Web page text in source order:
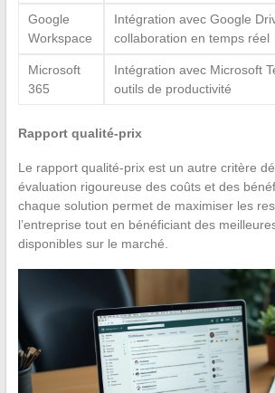
Google
Workspace
Intégration avec Google
collaboration en temps réel
Microsoft
365
Intégration avec Microsoft
outils de productivité
Rapport qualité-prix
Le rapport qualité-prix est un autre critère
évaluation rigoureuse des coûts et des
chaque solution permet de maximiser les
l’entreprise tout en bénéficiant des
disponibles sur le marché.